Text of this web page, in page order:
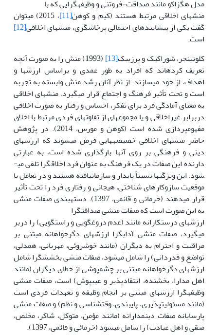
مدل هگزاکو مانند صداقت-فروتنی و وظیفه­گرایی که با
منش­های اخلاقی مرتبط هستند (کیم و کوهن[11]
، 2015) می­توان
گفت یکی از پیشایندهای احتمالی پرخاشگری، منش­های اخلاقی[12]
است.
کلونینجر، شوراکیک و پرزی­بک[13]
(1993) منش را به صورت آنچه
تعریف کرده­اند که افراد به طور عمدی و براساس ارزش­ها و
اهداف، از خود می­سازند. از نظر آنان رشد منش وابسته به تجربه
است و تحت تأثیر فرهنگ و اجتماع قرار می­گیرد. منش­های اخلاقی
به معنای آمادگی فرد برای تفکر، احساس و رفتار به صورت اخلاقی
دربرابر غیراخلاقی و یا مجموعه­ای از تفاوت­های فردی مرتبط با اخلاق
مفهوم­پردازی شده است (کوهن و مورس، 2014). در پژوهش
حاضر منش­های اخلاقی خصیصه­هایی فرض می­شوند که ارزش­های
دینی و فرهنگی بر روی آن­ها بارگذاری شده است، به عبارتی
دارنده این صفات در یک فرهنگ به عنوان فرد اخلاق­گرا تلقی می­­
شود. این ویژگی­ها نسبتاً پایدار و سازمان­یافته هستند و در تعامل با
موقعیت سازوکارهای شناختی، هیجانی و رفتاری فرد را تحت تأثیر
قرار می­دهند (خرمائی و قائمی، 1397). دسته­بندی صفات منشی
به این صورت است که صفات منشی صداقت­گرا
ارزش­های درستکارانه مانند (عدم دروغگویی و راست­گویی) را دربر
می­گیرد، صفات منشی آداب­گرا ارزش­های دگرخواهانه مبتنی بر
مراقبت و احترام به دیگران (مانند خوش­روئی، مهربانی، همدلی،
تواضع و قدردانی) را شامل می­شود، صفات منشی بخشش­گرا شامل
ارزش­های دگرخواهانه مبتنی بر چشم­پوشی از خطای دیگران (مانند
اهل مدارا، بخشنده، انتقادپذیر و عیب­پوش) است، صفات منشی
وظیفه­گرا ارزش­های مبتنی بر انجام وظیفه و تعهدات فردی است
(مانند مسئولیت­پذیری، پایبندی، وقت­شناسی و نظم) و صفات منشی
پارسایانه صفات دین­مدارانه (مانند مؤمن، متوکل، شاکر، مخلص،
متقی و اهل عبادت) را شامل می­شود (خرمائی و قائمی، 1397).